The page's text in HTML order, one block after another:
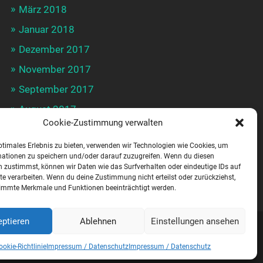
Cookie-Zustimmung verwalten
Erlebnis zu bieten, verwenden wir Technologien wie Cookies, um
zu speichern und/oder darauf zuzugreifen. Wenn du diesen
zustimmst, können wir Daten wie das Surfverhalten oder eindeutige IDs auf
verarbeiten. Wenn du deine Zustimmung nicht erteilst oder zurückziehst,
Merkmale und Funktionen beeinträchtigt werden.
Ablehnen Einstellungen ansehen
Richtlinie Impressum / Datenschutz Impressum / Datenschutz
März 2018
Januar 2018
Dezember 2017
November 2017
September 2017
August 2017
Februar 2017
Dezember 2016
November 2016